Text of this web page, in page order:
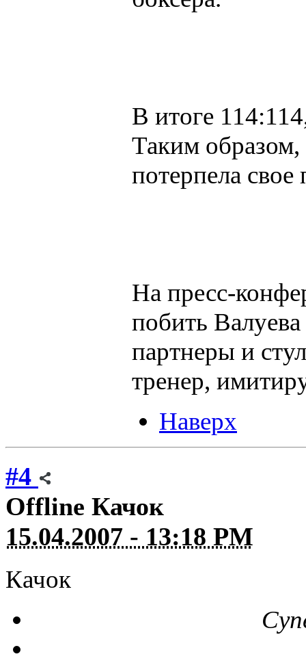
В итоге
Таким
потерпела
На пресс-
побить
партнеры и
тренер,
Наверх
#4
Offline Качок
15.04.2007 - 13:18 PM
Качок